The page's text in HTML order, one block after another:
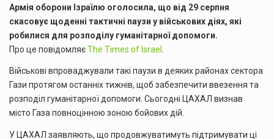
Армія оборони Ізраїлю оголосила, що від 29 серпня
скасовує щоденні тактичні паузи у військових діях, які
робилися для розподілу гуманітарної допомоги.
Про це повідомляєThe Times of Israel
Військові впроваджували такі паузи в деяких районах сектора
Гази протягом останніх тижнів, щоб забезпечити ввезення та
розподіл гуманітарної допомоги. Сьогодні ЦАХАЛ визнав
місто Газа повноцінною зоною бойових дій.
У ЦАХАЛ заявляють, що продовжуватимуть підтримувати ці